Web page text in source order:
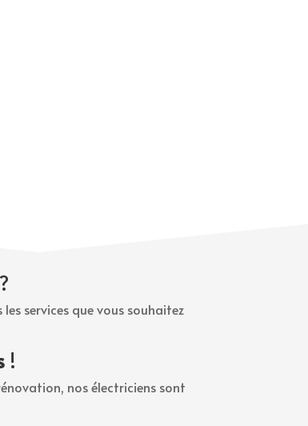
services que vous souhaitez
!
nos électriciens sont